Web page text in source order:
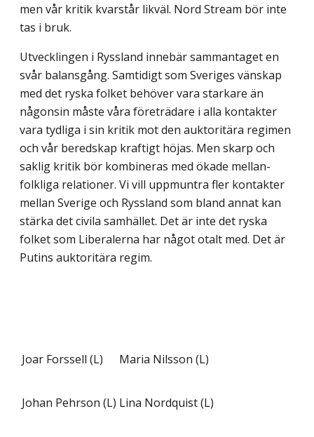
men vår kritik kvarstår likväl. Nord Stream bör inte
tas i bruk.
Utvecklingen i Ryssland innebär sammantaget en
svår balansgång. Samtidigt som Sveriges vänskap
med det ryska folket behöver vara starkare än
någonsin måste våra företrädare i alla kontakter
vara tydliga i sin kritik mot den auktoritära regimen
och vår beredskap kraftigt höjas. Men skarp och
saklig kritik bör kombineras med ökade mellan­
folkliga relationer. Vi vill uppmuntra fler kontakter
mellan Sverige och Ryssland som bland annat kan
stärka det civila samhället. Det är inte det ryska
folket som Liberalerna har något otalt med. Det är
Putins auktoritära regim.
Joar Forssell (L) Maria Nilsson (L)
Johan Pehrson (L) Lina Nordquist (L)